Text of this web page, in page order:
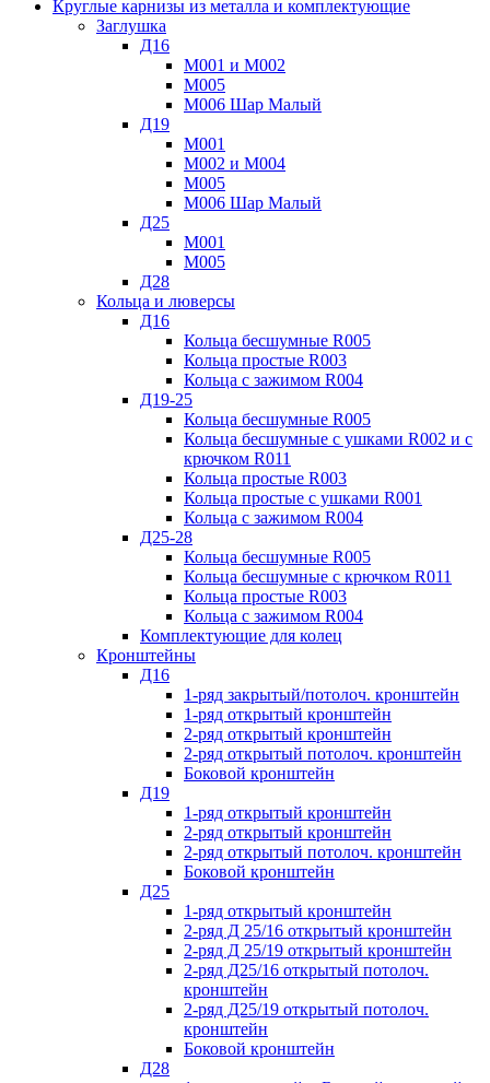
Круглые карнизы из металла и комплектующие
Заглушка
Д16
М001 и М002
М005
М006 Шар Малый
Д19
М001
М002 и М004
М005
М006 Шар Малый
Д25
М001
М005
Д28
Кольца и люверсы
Д16
Кольца бесшумные R005
Кольца простые R003
Кольца с зажимом R004
Д19-25
Кольца бесшумные R005
Кольца бесшумные с ушками R002 и с
крючком R011
Кольца простые R003
Кольца простые с ушками R001
Кольца с зажимом R004
Д25-28
Кольца бесшумные R005
Кольца бесшумные с крючком R011
Кольца простые R003
Кольца с зажимом R004
Комплектующие для колец
Кронштейны
Д16
1-ряд закрытый/потолоч. кронштейн
1-ряд открытый кронштейн
2-ряд открытый кронштейн
2-ряд открытый потолоч. кронштейн
Боковой кронштейн
Д19
1-ряд открытый кронштейн
2-ряд открытый кронштейн
2-ряд открытый потолоч. кронштейн
Боковой кронштейн
Д25
1-ряд открытый кронштейн
2-ряд Д 25/16 открытый кронштейн
2-ряд Д 25/19 открытый кронштейн
2-ряд Д25/16 открытый потолоч.
кронштейн
2-ряд Д25/19 открытый потолоч.
кронштейн
Боковой кронштейн
Д28